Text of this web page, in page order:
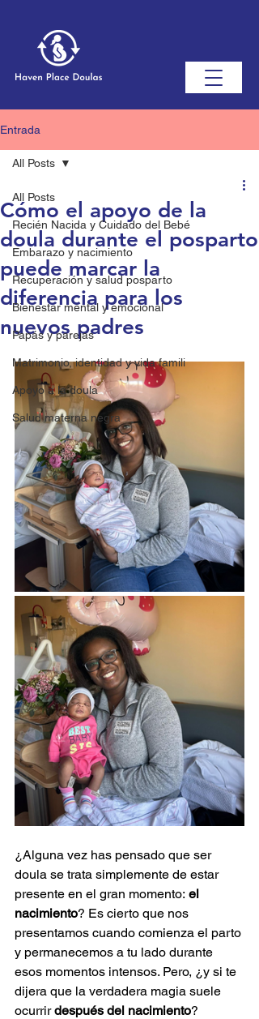
Entrada
All Posts
Recién Nacida y Cuidado del Bebé
Embarazo y nacimiento
Recuperación y salud posparto
Bienestar mental y emocional
Papás ​​y parejas
Matrimonio, identidad y vida famili
Apoyo a la doula
Salud materna negra
All Posts
Cómo el apoyo de la
doula durante el posparto
puede marcar la
diferencia para los
nuevos padres
¿Alguna vez has pensado que ser
doula se trata simplemente de estar
presente en el gran momento: el
nacimiento? Es cierto que nos
presentamos cuando comienza el parto
y permanecemos a tu lado durante
esos momentos intensos. Pero, ¿y si te
dijera que la verdadera magia suele
ocurrir después del nacimiento?